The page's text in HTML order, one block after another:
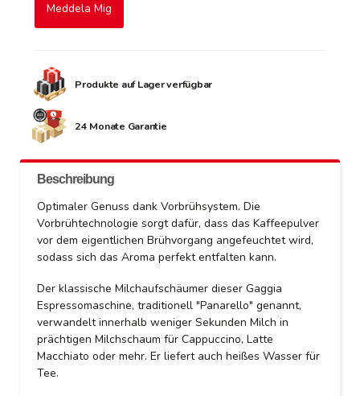
Meddela Mig
Produkte auf Lager verfügbar
24 Monate Garantie
Beschreibung
Optimaler Genuss dank Vorbrühsystem. Die
Vorbrühtechnologie sorgt dafür, dass das Kaffeepulver
vor dem eigentlichen Brühvorgang angefeuchtet wird,
sodass sich das Aroma perfekt entfalten kann.
Der klassische Milchaufschäumer dieser Gaggia
Espressomaschine, traditionell "Panarello" genannt,
verwandelt innerhalb weniger Sekunden Milch in
prächtigen Milchschaum für Cappuccino, Latte
Macchiato oder mehr. Er liefert auch heißes Wasser für
Tee.